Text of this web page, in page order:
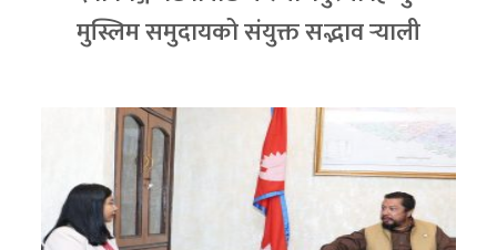
मुस्लिम समुदायको संयुक्त सद्भाव र्‍याली